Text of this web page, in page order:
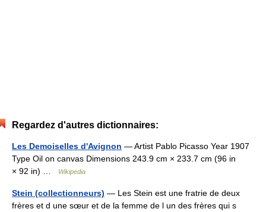
Regardez d'autres dictionnaires:
Les Demoiselles d'Avignon — Artist Pablo Picasso Year 1907
Type Oil on canvas Dimensions 243.9 cm × 233.7 cm (96 in
× 92 in) …
Wikipedia
Stein (collectionneurs) — Les Stein est une fratrie de deux
frères et d une sœur et de la femme de l un des frères qui s